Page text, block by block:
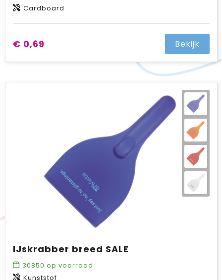
Cardboard
€ 0,69 Bekijk
IJskrabber breed SALE
30850 op voorraad
Kunststof